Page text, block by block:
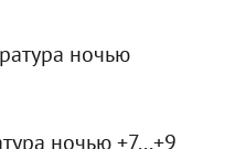
ночью
ночью +7...+9